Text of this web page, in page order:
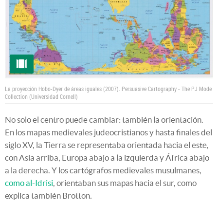
La proyección Hobo-Dyer de áreas iguales (2007). Persuasive Cartography - The PJ Mode
Collection (Universidad Cornell)
No solo el centro puede cambiar: también la orientación.
En los mapas medievales judeocristianos y hasta finales del
siglo XV, la Tierra se representaba orientada hacia el este,
con Asia arriba, Europa abajo a la izquierda y África abajo
a la derecha. Y los cartógrafos medievales musulmanes,
como al-Idrisi , orientaban sus mapas hacia el sur, como
explica también Brotton